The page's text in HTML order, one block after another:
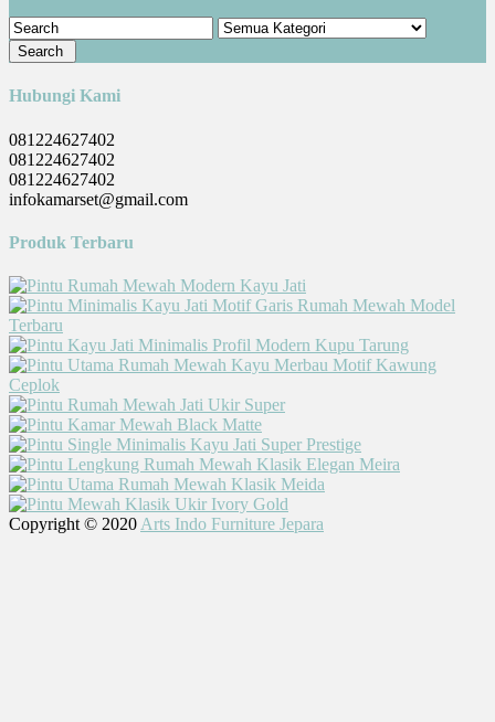
Hubungi Kami
081224627402
081224627402
081224627402
infokamarset@gmail.com
Produk Terbaru
Copyright © 2020 Arts Indo Furniture Jepara